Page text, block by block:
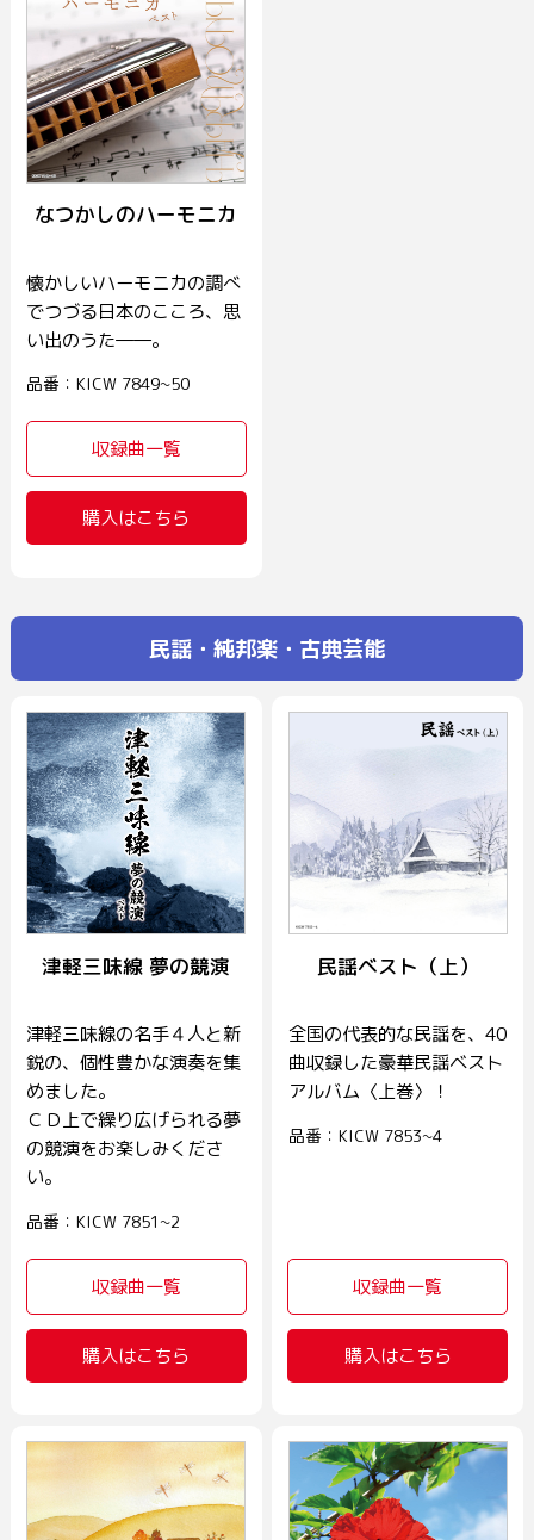
なつかしのハーモニカ
懐かしいハーモニカの調べ
でつづる日本のこころ、思
い出のうた――。
品番：KICW 7849~50
収録曲一覧
購入はこちら
民謡・純邦楽・古典芸能
津軽三味線 夢の競演
津軽三味線の名手４人と新
鋭の、個性豊かな演奏を集
めました。
ＣＤ上で繰り広げられる夢
の競演をお楽しみくださ
い。
品番：KICW 7851~2
収録曲一覧
購入はこちら
民謡ベスト（上）
全国の代表的な民謡を、40
曲収録した豪華民謡ベスト
アルバム〈上巻〉！
品番：KICW 7853~4
収録曲一覧
購入はこちら